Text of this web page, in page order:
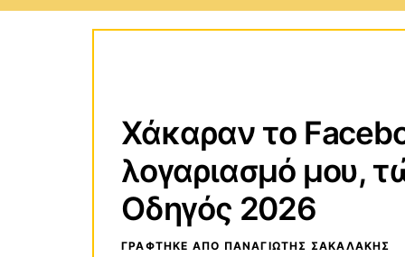
Οδηγοί Αγορών
VPN (Virtual Private Network)
Χάκαραν το
λογαριασμό μου,
Οδηγός 2026
ΓΡΑΦΤΗΚΕ ΑΠΟ ΠΑΝΑΓΙΏΤΗΣ ΣΑΚΑΛΆΚΗΣ